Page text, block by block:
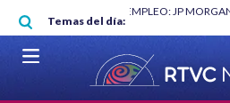
Pasar al contenido principal
Temas del día:
"HABLAR NO ES UN